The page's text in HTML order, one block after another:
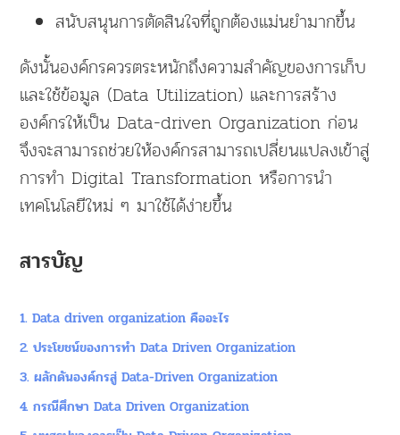
สนับสนุนการตัดสินใจที่ถูกต้องแม่นยำมากขึ้น
ดังนั้นองค์กรควรตระหนักถึงความสำคัญของการเก็บ
และใช้ข้อมูล (Data Utilization) และการสร้าง
องค์กรให้เป็น Data-driven Organization ก่อน
จึงจะสามารถช่วยให้องค์กรสามารถเปลี่ยนแปลงเข้าสู่
การทำ Digital Transformation หรือการนำ
เทคโนโลยีใหม่ ๆ มาใช้ได้ง่ายขึ้น
สารบัญ
1. Data driven organization คืออะไร
2. ประโยชน์ของการทำ Data Driven Organization
3. ผลักดันองค์กรสู่ Data-Driven Organization
4. กรณีศึกษา Data Driven Organization